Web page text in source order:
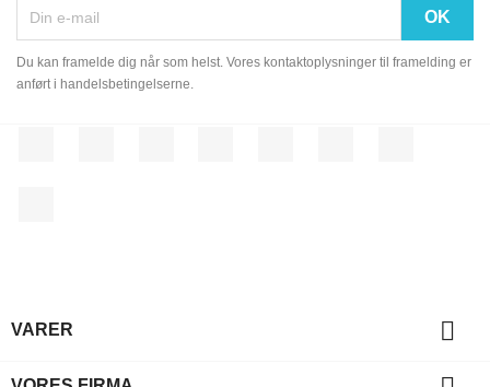
Du kan framelde dig når som helst. Vores kontaktoplysninger til framelding er
anført i handelsbetingelserne.
VARER 